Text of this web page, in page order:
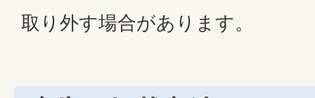
取り外す場合があります。